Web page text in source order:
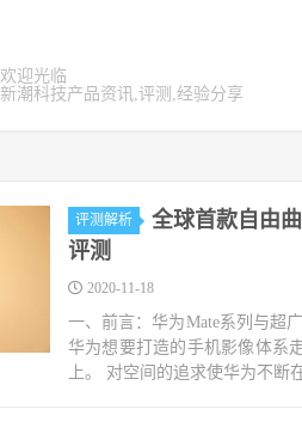
欢迎光临
新潮科技产品资讯,评测,经验分享
评测解析
全球首款自由
评测
2020-11-18
一、前言：华为Mate系列与超
华为想要打造的手机影像体系
上。 对空间的追求使华为不